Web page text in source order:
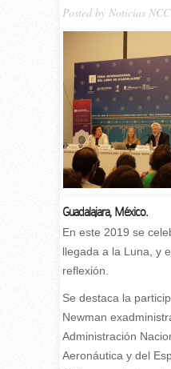
Posted by Noticias NCC
Guadalajara, México.
En este 2019 se
llegada a la Luna, y
reflexión.
Se destaca la
Newman
Administración
Aeronáutica y del